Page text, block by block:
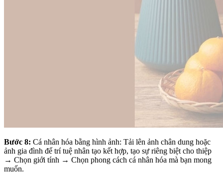
Bước 8: Cá nhân hóa bằng hình ảnh: Tải lên ảnh chân dung hoặc
ảnh gia đình để trí tuệ nhân tạo kết hợp, tạo sự riêng biệt cho thiệp
→ Chọn giới tính → Chọn phong cách cá nhân hóa mà bạn mong
muốn.